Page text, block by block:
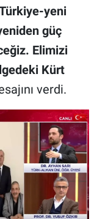
yeni
güç
Elimizi
Kürt
verdi.